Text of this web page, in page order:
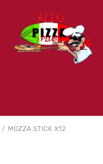
/ MOZZA STICK X12